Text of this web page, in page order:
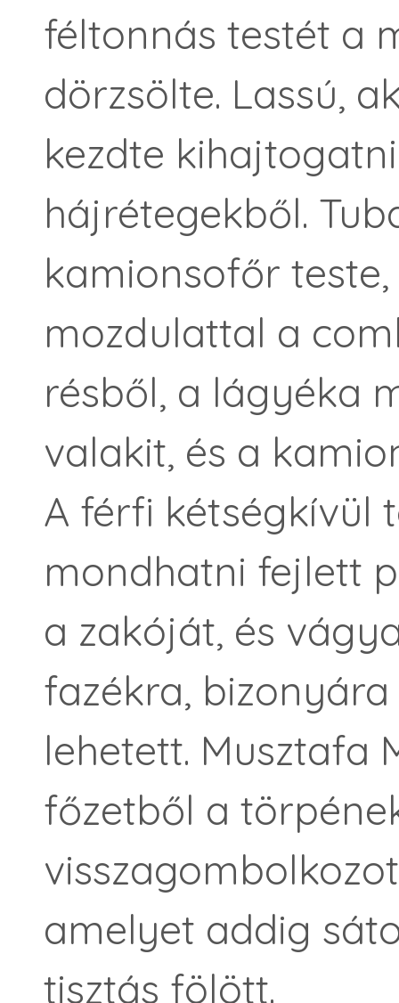
féltonnás testét a
dörzsölte. Lassú,
kezdte
hájrétegekből.
kamionsofőr
mozdulattal a
résből, a lágyéka
valakit, és a
A férfi kétségkívül
mondhatni fejlett
a zakóját, és
fazékra,
lehetett. Musztafa
főzetből a
amelyet addig
tisztás fölött.